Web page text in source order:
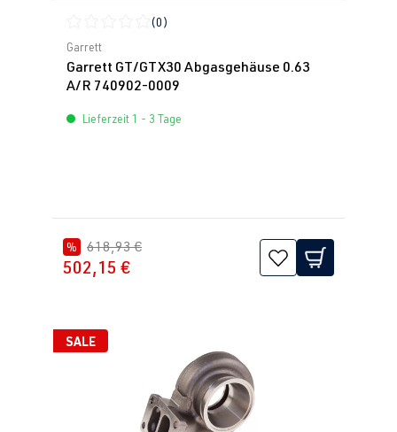
Durchschnittliche Bewertung von 0 von 5 Sternen
(0)
Garrett
Garrett GT/GTX30 Abgasgehäuse 0.63
A/R 740902-0009
Lieferzeit 1 - 3 Tage
% 618,93 €
502,15 €
SALE